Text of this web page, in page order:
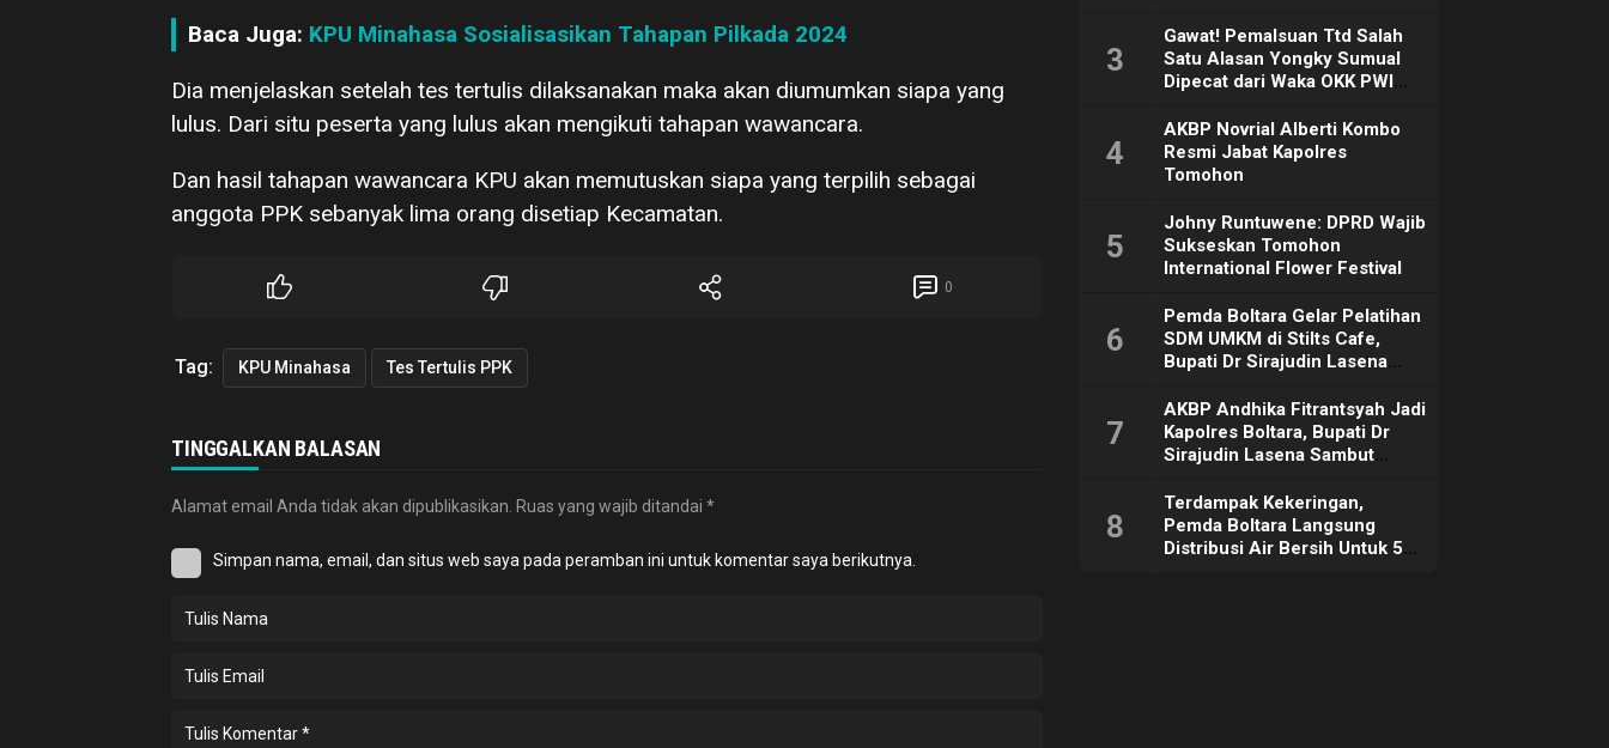
Baca Juga: KPU Minahasa Sosialisasikan Tahapan Pilkada 2024
Dia menjelaskan setelah tes tertulis dilaksanakan maka akan diumumkan siapa yang
lulus. Dari situ peserta yang lulus akan mengikuti tahapan wawancara.
Dan hasil tahapan wawancara KPU akan memutuskan siapa yang terpilih sebagai
anggota PPK sebanyak lima orang disetiap Kecamatan.
0
Tag: KPU Minahasa Tes Tertulis PPK
TINGGALKAN BALASAN
Alamat email Anda tidak akan dipublikasikan. Ruas yang wajib ditandai *
Simpan nama, email, dan situs web saya pada peramban ini untuk komentar saya berikutnya.
3
Gawat! Pemalsuan Ttd Salah
Satu Alasan Yongky Sumual
Dipecat dari Waka OKK PWI
4
AKBP Novrial Alberti Kombo
Resmi Jabat Kapolres
Tomohon
5
Johny Runtuwene: DPRD Wajib
Sukseskan Tomohon
International Flower Festival
6
Pemda Boltara Gelar Pelatihan
SDM UMKM di Stilts Cafe,
Bupati Dr Sirajudin Lasena
Dorong Ekonomi Daerah
7
AKBP Andhika Fitrantsyah Jadi
Kapolres Boltara, Bupati Dr
Sirajudin Lasena Sambut
8
Terdampak Kekeringan,
Pemda Boltara Langsung
Distribusi Air Bersih Untuk 50